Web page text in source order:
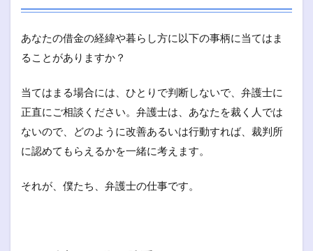
あなたの借金の経緯や暮らし方に以下の事柄に当てはま
ることがありますか？
当てはまる場合には、ひとりで判断しないで、弁護士に
正直にご相談ください。弁護士は、あなたを裁く人では
ないので、どのように改善あるいは行動すれば、裁判所
に認めてもらえるかを一緒に考えます。
それが、僕たち、弁護士の仕事です。